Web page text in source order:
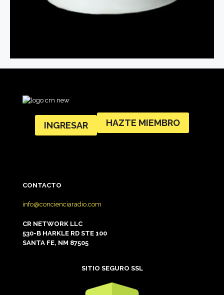
INGRESAR HAZTE MIEMBRO
CONTACTO
info@concienciaradio.com
CR NETWORK LLC
530-B HARKLE RD STE 100
SANTA FE, NM 87505
SITIO SEGURO SSL